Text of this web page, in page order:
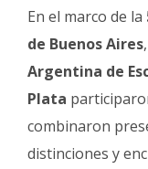
En el marco de la
de Buenos Aires
Argentina de
Plata
combinaron
distinciones y